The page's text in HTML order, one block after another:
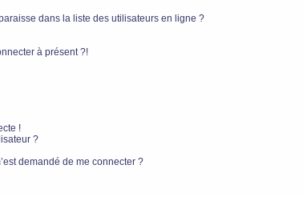
dans la liste des utilisateurs en ligne ?
à présent ?!
!
?
demandé de me connecter ?